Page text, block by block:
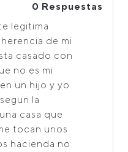
0 Respuestas
legitima
de mi
casado con
no es mi
un hijo y yo
la
casa que
tocan unos
hacienda no